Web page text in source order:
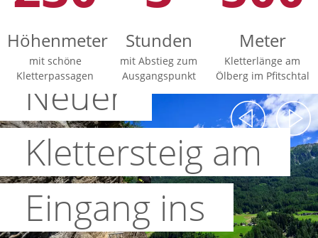
Höhenmeter
mit schöne
Kletterpassagen
Stunden
mit Abstieg zum
Ausgangspunkt
Meter
Kletterlänge am
Ölberg im Pfitschtal
Neuer
Klettersteig am
Eingang ins